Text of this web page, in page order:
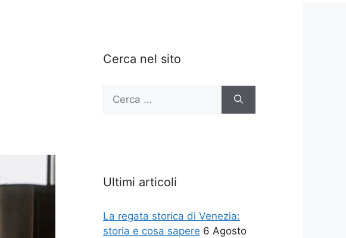
Cerca nel sito
Ricerca
Ultimi articoli
La regata storica di Venezia:
storia e cosa sapere 6 Agosto